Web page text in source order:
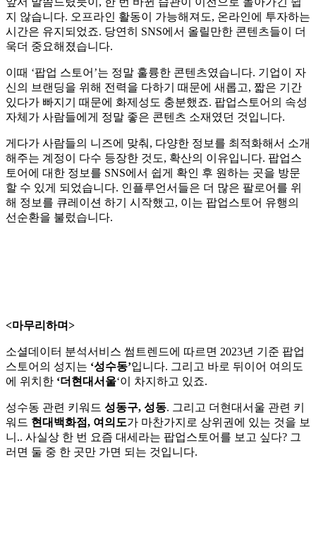
지 않습니다. 오프라인 활동이 가능해져도, 온라인에 투자하는
시간은 유지되었죠. 당연히 SNS에서 올릴만한 콘텐츠들이 더
욱더 중요해졌습니다.
이때 ‘팝업 스토어’는 정말 훌륭한 콘텐츠였습니다. 기업이 자
신의 브랜딩을 위해 전력을 다하기 때문에 새롭고, 짧은 기간
있다가 빠지기 때문에 화제성도 충분했죠. 팝업스토어의 속성
자체가 사람들에게 정말 좋은 콘텐츠 소재였던 것입니다.
게다가 사람들의 니즈에 맞춰, 다양한 정보를 최적화해서 소개
해주는 계정이 다수 등장한 것도, 확산의 이유입니다. 팝업스
토어에 대한 정보를 SNS에서 쉽게 확인 후 원하는 곳을 방문
할 수 있게 되었습니다. 인플루언서들은 더 많은 팔로어를 위
해 정보를 큐레이션 하기 시작했고, 이는 팝업스토어 유행의
선순환을 불렀습니다.
<마무리하며>
소셜데이터 분석서비스 썸트렌드에 따르면 2023년 기준 팝업
스토어의 성지는 ‘성수동’입니다. 그리고 바로 뒤이어 여의도
에 위치한 ‘더현대서울‘이 차지하고 있죠.
성수동 관련 키워드 성동구, 성동. 그리고 더현대서울 관련 키
워드 현대백화점, 여의도가 마찬가지로 상위권에 있는 것을 보
니.. 사실상 한 번 요즘 대세라는 팝업스토어를 보고 싶다? 그
러면 둘 중 한 곳만 가면 되는 것입니다.